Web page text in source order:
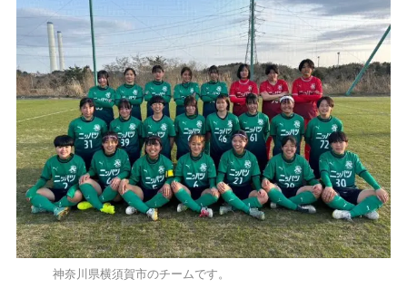
神奈川県横須賀市のチームです。